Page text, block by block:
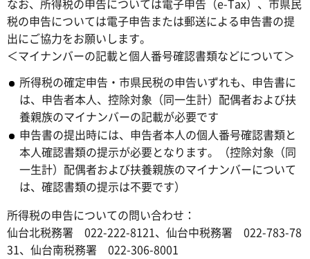
なお、所得税の申告については電子申告（e-Tax）、市県民
税の申告については電子申告または郵送による申告書の提
出にご協力をお願いします。
＜マイナンバーの記載と個人番号確認書類などについて＞
所得税の確定申告・市県民税の申告いずれも、申告書に
は、申告者本人、控除対象（同一生計）配偶者および扶
養親族のマイナンバーの記載が必要です
申告書の提出時には、申告者本人の個人番号確認書類と
本人確認書類の提示が必要となります。（控除対象（同
一生計）配偶者および扶養親族のマイナンバーについて
は、確認書類の提示は不要です）
所得税の申告についての問い合わせ：
仙台北税務署 022-222-8121、仙台中税務署 022-783-78
31、仙台南税務署 022-306-8001